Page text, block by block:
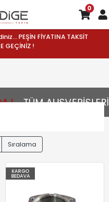
PEŞİN FİYATINA TAKSİT
GEÇİNİZ !
! TÜM
0
Sıralama
KARGO
BEDAVA